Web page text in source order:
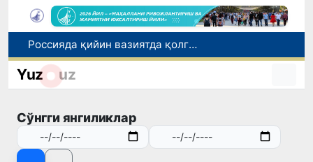
Россияда қийин вазиятда қолган юзлаб ўзбекистонликлар ортга қайтарилди
2030 йилгача хавфли чиқиндиларни қайта ишлаш даражаси 20 фоизга етказилади
Ўзбекистонда Барқарор ривожланиш мақсадлари ойлигига старт берилди
Yuz uz
Сўнгги янгиликлар